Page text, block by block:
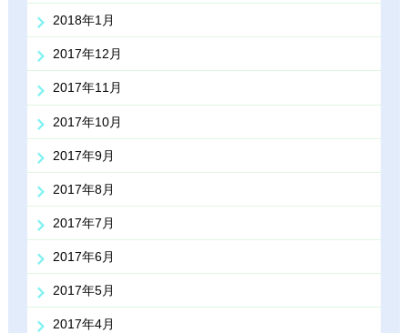
2018年1月
2017年12月
2017年11月
2017年10月
2017年9月
2017年8月
2017年7月
2017年6月
2017年5月
2017年4月